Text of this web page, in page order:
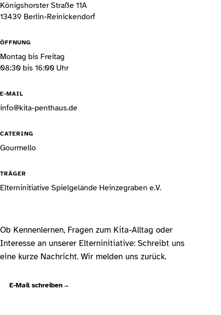
Königshorster Straße 11A
13439 Berlin-Reinickendorf
ÖFFNUNG
Montag bis Freitag
08:30 bis 16:00 Uhr
E-MAIL
info@kita-penthaus.de
CATERING
Gourmello
TRÄGER
Elterninitiative Spielgelände Heinzegraben e.V.
Ob Kennenlernen, Fragen zum Kita-Alltag oder
Interesse an unserer Elterninitiative: Schreibt uns
eine kurze Nachricht. Wir melden uns zurück.
E-Mail schreiben→